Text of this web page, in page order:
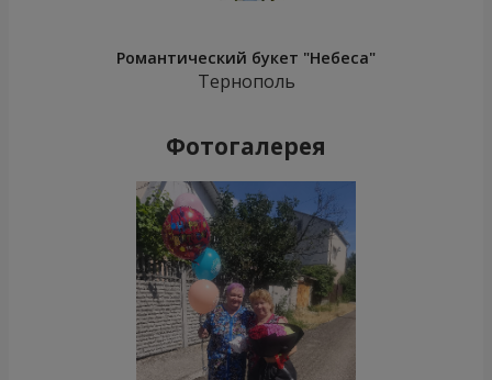
Романтический букет "Небеса"
Тернополь
Фотогалерея